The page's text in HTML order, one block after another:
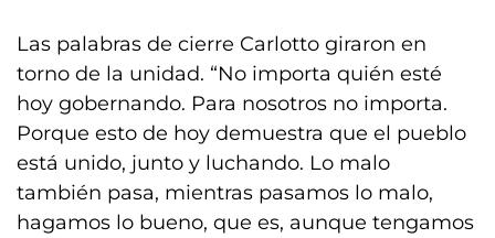
Las palabras de cierre Carlotto giraron en
torno de la unidad. “No importa quién esté
hoy gobernando. Para nosotros no importa.
Porque esto de hoy demuestra que el pueblo
está unido, junto y luchando. Lo malo
también pasa, mientras pasamos lo malo,
hagamos lo bueno, que es, aunque tengamos